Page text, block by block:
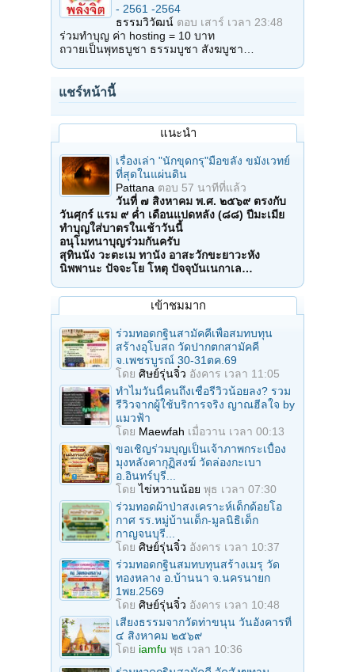
- 2561 -2564
ธรรมวิวัฒน์ ตอบ เสาร์ เวลา 23:48
ร่วมทำบุญ ค่า hosting = 10 บาท
ถวายเป็นพุทธบูชา ธรรมบูชา สังฆบูชา…
แชร์หน้านี้
แนะนำ
เรื่องเล่า "นักขุดกรุ"มือขลัง ขมังเวทย์
ที่สุดในแผ่นดิน
Pattana ตอบ 57 นาทีที่แล้ว
วันที่ ๗ สิงหาคม พ.ศ. ๒๕๖๙ ตรงกับ
วันศุกร์ แรม ๙ ค่ำ เดือนแปดหลัง (๘๘) ปีมะเมีย
ทำบุญใส่บาตรในเช้าวันนี้
อนุโมทนาบุญร่วมกันครับ
สุทินนัง วะตะเม ทานัง อาสะวักขะยาวะหัง
นิพพานะ ปัจจะโย โหตุ ปัจจุบันเนกาเล…
เข้าชมมาก
ร่วมทอดกฐินสามัคคีเพื่อสมทบทุน
สร้างอุโบสถ วัดปากตกสามัคคี
จ.เพชรบูรณ์ 30-31ตค.69
โดย ศิษย์รุ่นจิ๋ว อังคาร เวลา 11:05
ทำไมวันนี้คนถึงเชื่อรีวิวน้อยลง? รวม
รีวิวจากผู้ใช้บริการจริง ญาณฮีลใจ by
แมวฟ้า
โดย Maewfah เมื่อวาน เวลา 00:13
ขอเชิญร่วมบุญเป็นเจ้าภาพกระเบื้อง
มุงหลังคากุฏิสงฆ์ วัดล่องกะเบา
อ.อินทร์บุรี...
โดยไข่หวานน้อย พุธ เวลา 07:30
ร่วมทอดผ้าป่าสงเคราะห์เด็กด้อยโอ
กาศ รร.หมู่บ้านเด็ก-มูลนิธิเด็ก
กาญจนบุรี...
โดย ศิษย์รุ่นจิ๋ว อังคาร เวลา 10:37
ร่วมทอดกฐินสมทบทุนสร้างเมรุ วัด
ทองหลาง อ.บ้านนา จ.นครนายก
1พย.2569
โดย ศิษย์รุ่นจิ๋ว อังคาร เวลา 10:48
เสียงธรรมจากวัดท่าขนุน วันอังคารที่
๔ สิงหาคม ๒๕๖๙
โดย iamfu พุธ เวลา 10:36